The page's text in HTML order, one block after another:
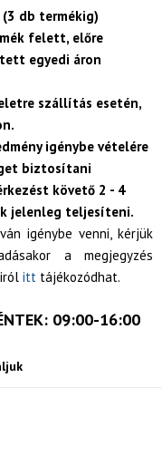
db termékig)
felett, előre
egyedi áron
szállítás esetén,
igénybe vételére
biztosítani
követő 2 - 4
jelenleg teljesíteni.
igénybe venni, kérjük
a megjegyzés
itt tájékozódhat.
09:00-16:00